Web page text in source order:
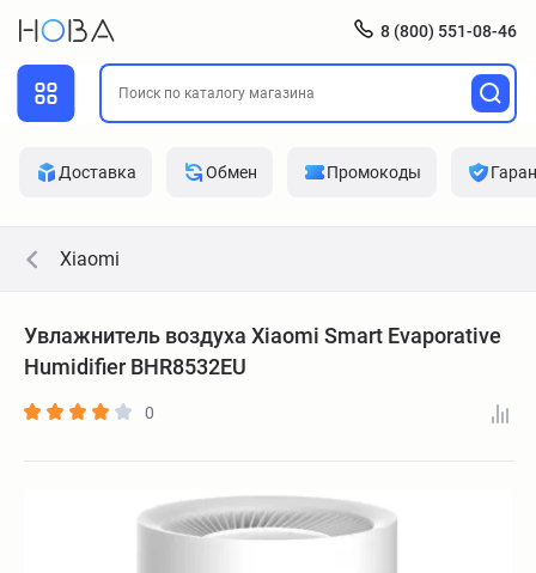
8 (800) 551-08-46
Доставка Обмен Промокоды
Xiaomi
Увлажнитель воздуха Xiaomi Smart Evaporative
Humidifier BHR8532EU
0